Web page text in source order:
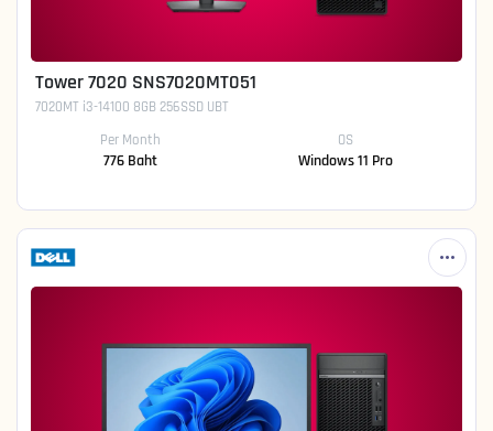
Tower 7020 SNS7020MT051
7020MT i3-14100 8GB 256SSD UBT
Per Month
776 Baht
OS
Windows 11 Pro